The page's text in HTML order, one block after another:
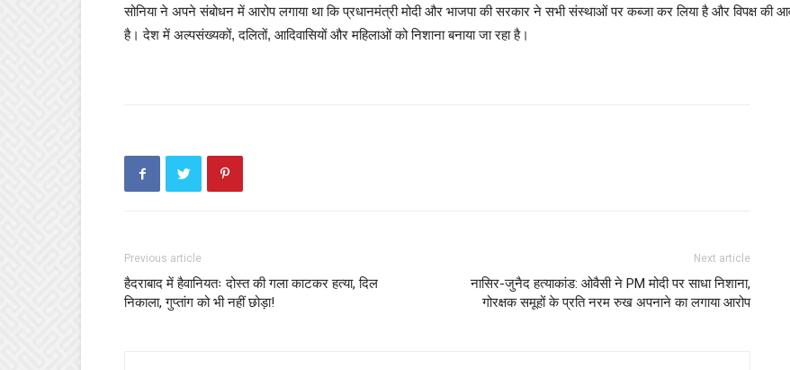
सोनिया ने अपने संबोधन में आरोप लगाया था कि प्रधानमंत्री मोदी और भाजपा की सरकार ने सभी संस्थाओं पर कब्जा कर लिया है और विपक्ष
है। देश में अल्पसंख्यकों, दलितों, आदिवासियों और महिलाओं को निशाना बनाया जा रहा है।
Previous article
हैदराबाद में हैवानियतः दोस्त की गला काटकर हत्या, दिल
निकाला, गुप्तांग को भी नहीं छोड़ा!
Next article
नासिर-जुनैद हत्याकांड: ओवैसी ने PM मोदी पर साधा निशाना,
गोरक्षक समूहों के प्रति नरम रुख अपनाने का लगाया आरोप